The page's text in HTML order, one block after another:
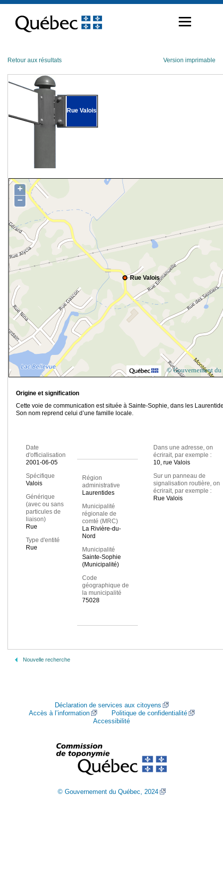
contenu
Retour aux résultats Version imprimable
Rue Valois
Rue Valois
+
−
© Gouvernement du
Origine et signification
Cette voie de communication est située à Sainte-Sophie, dans les
Son nom reprend celui d’une famille locale.
Date
d'officialisation
2001-06-05
Spécifique
Valois
Générique
(avec ou sans
particules de
liaison)
Rue
Type d'entité
Rue
Région
administrative
Laurentides
Municipalité
régionale de
comté (MRC)
La Rivière-du-
Nord
Municipalité
Sainte-Sophie
(Municipalité)
Code
géographique de
la municipalité
75028
Dans une adresse, on
écrirait, par exemple :
10, rue Valois
Sur un panneau de
signalisation routière, on
écrirait, par exemple :
Rue Valois
Nouvelle recherche
Déclaration de services aux citoyens
Accès à l’information
Politique de confidentialité
Accessibilité
© Gouvernement du Québec, 2024